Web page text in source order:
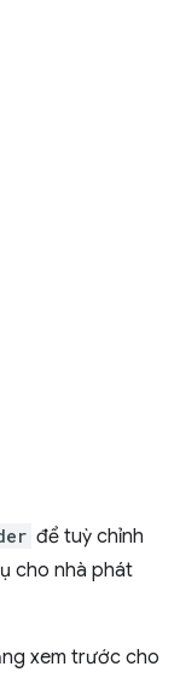
để tuỳ chỉnh
cho nhà phát
xem trước cho